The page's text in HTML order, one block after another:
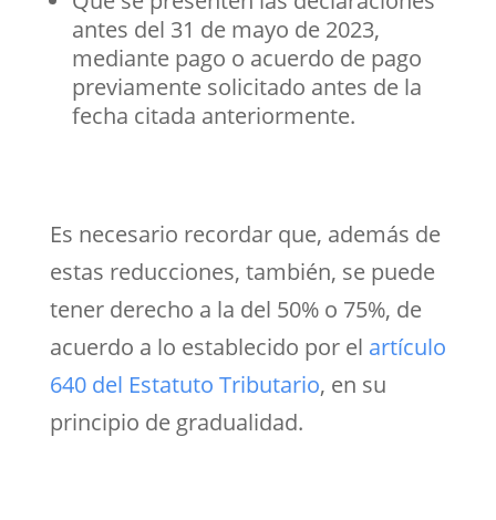
antes del 31 de mayo de 2023,
mediante pago o acuerdo de pago
previamente solicitado antes de la
fecha citada anteriormente.
Es necesario recordar que, además de
estas reducciones, también, se puede
tener derecho a la del 50% o 75%, de
acuerdo a lo establecido por el artículo
640 del Estatuto Tributario, en su
principio de gradualidad.